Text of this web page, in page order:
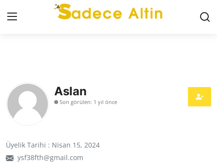
GÜNCEL
İLETİŞİM
KÜNYE
Aslan
Son görülen: 1 yıl önce
Üyelik Tarihi : Nisan 15, 2024
ysf38fth@gmail.com